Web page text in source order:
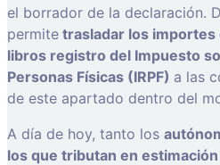
el borrador de la declaración.
permite trasladar los importes
libros registro del Impuesto
Personas Físicas (IRPF) a las
de este apartado dentro del
A día de hoy, tanto los
los que tributan en